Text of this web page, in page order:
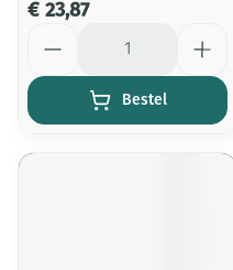
€ 23,87
Bestel